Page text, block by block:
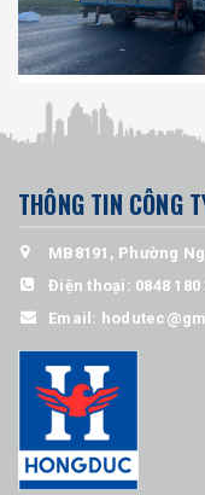
THÔNG TIN CÔNG
MB8191, Phường
Điện thoại: 0848 180
Email: